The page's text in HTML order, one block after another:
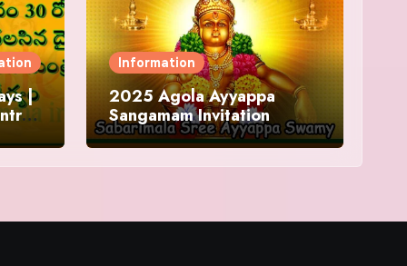
|
Information
2025 Agola Ayyappa
Sangamam Invitation